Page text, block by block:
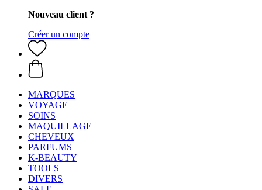
Nouveau client ?
Créer un compte
MARQUES
VOYAGE
SOINS
MAQUILLAGE
CHEVEUX
PARFUMS
K-BEAUTY
TOOLS
DIVERS